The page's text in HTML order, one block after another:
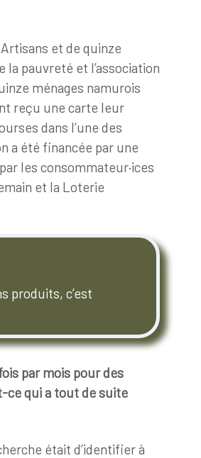
et de quinze
pauvreté et l’association
ménages namurois
reçu une carte leur
dans l’une des
a été financée par une
les consommateur·ices
et la Loterie
produits, c’est
par mois pour des
ce qui a tout de suite
était d’identifier à